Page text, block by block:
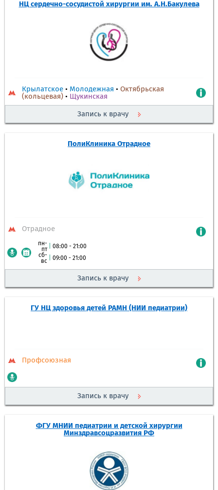
НЦ сердечно-сосудистой хирургии им. А.Н.Бакулева
Крылатское • Молодежная • Октябрьская
(кольцевая) • Щукинская
Запись к врачу
ПолиКлиника Отрадное
Отрадное
пн-
пт| 08:00 - 21:00
сб-
вс
09:00 - 21:00
Запись к врачу
ГУ НЦ здоровья детей РАМН (НИИ педиатрии)
Профсоюзная
Запись к врачу
ФГУ МНИИ педиатрии и детской хирургии
Минздравсоцразвития РФ